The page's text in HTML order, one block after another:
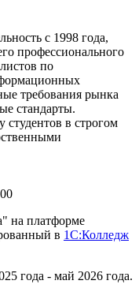
с 1998 года,
профессионального
по
требования рынка
стандарты.
студентов в строгом
на платформе
в 1С:Колледж
года - май 2026 года.